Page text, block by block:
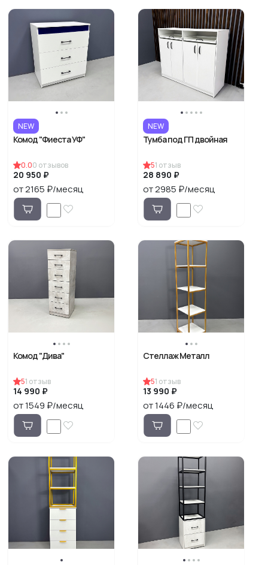
NEW
Комод "Фиеста УФ"
0.00 отзывов
20 950 ₽
от 2165 ₽/месяц
NEW
Тумба под ГП двойная
51 отзыв
28 890 ₽
от 2985 ₽/месяц
Комод "Дива"
51 отзыв
14 990 ₽
от 1549 ₽/месяц
Стеллаж Металл
51 отзыв
13 990 ₽
от 1446 ₽/месяц